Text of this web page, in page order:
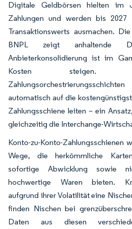
Digitale Geldbörsen hielten im
Zahlungen und werden bis
Transaktionswerts ausmachen.
BNPL zeigt anhaltende
Anbieterkonsolidierung ist im
Kosten steigen.
automatisch auf die
Zahlungsschiene leiten – ein
gleichzeitig die Interchange-
Konto-zu-Konto-Zahlungsschienen
Wege, die herkömmliche
sofortige Abwicklung sowie
hochwertige Waren bieten.
aufgrund ihrer Volatilität eine
finden Nischen bei
Daten aus diesen